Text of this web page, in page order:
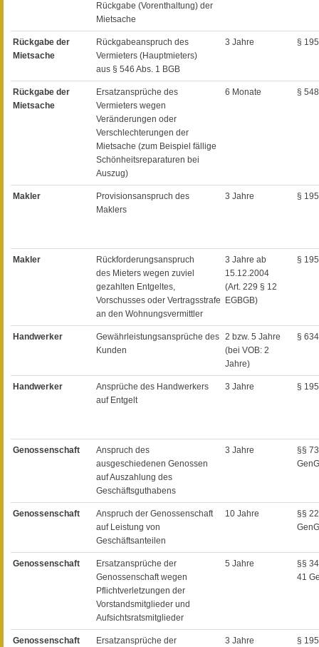
Rückgabe (Vorenthaltung) der
Mietsache
Rückgabe der
Mietsache
Rückgabeanspruch des
Vermieters (Hauptmieters)
aus § 546 Abs. 1 BGB
3 Jahre §
Rückgabe der
Mietsache
Ersatzansprüche des
Vermieters wegen
Veränderungen oder
Verschlechterungen der
Mietsache (zum Beispiel fällige
Schönheitsreparaturen bei
Auszug)
6 Monate §
Makler
Provisionsanspruch des
Maklers
3 Jahre §
Makler
Rückforderungsanspruch
des Mieters wegen zuviel
gezahlten Entgeltes,
Vorschusses oder Vertragsstrafe
an den Wohnungsvermittler
3 Jahre ab
15.12.2004
(Art. 229 § 12
EGBGB)
§
Handwerker
Gewährleistungsansprüche des
Kunden
2 bzw. 5 Jahre
(bei VOB: 2
Jahre)
§
Handwerker
Ansprüche des Handwerkers
auf Entgelt
3 Jahre §
Genossenschaft
Anspruch des
ausgeschiedenen Genossen
auf Auszahlung des
Geschäftsguthabens
3 Jahre
§§
Genossenschaft
Anspruch der Genossenschaft
auf Leistung von
Geschäftsanteilen
10 Jahre
§§
GenG
Genossenschaft
Ersatzansprüche der
Genossenschaft wegen
Pflichtverletzungen der
Vorstandsmitglieder und
Aufsichtsratsmitglieder
5 Jahre
§§
41
Genossenschaft
Ersatzansprüche der
3 Jahre §